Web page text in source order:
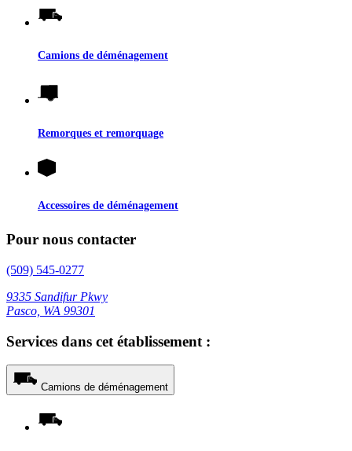
Camions de déménagement
Remorques et remorquage
Accessoires de déménagement
Pour nous contacter
(509) 545-0277
9335 Sandifur Pkwy
Pasco, WA 99301
Services dans cet établissement :
Camions de déménagement